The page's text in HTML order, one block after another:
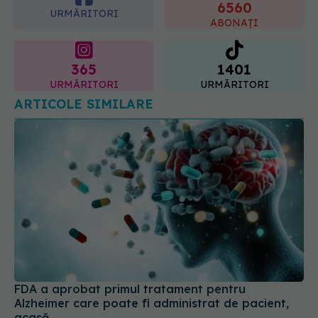
365
URMĂRITORI
1401
URMĂRITORI
ARTICOLE SIMILARE
FDA a aprobat primul tratament pentru
Alzheimer care poate fi administrat de pacient,
acasă
16 iul 2026, 23:47